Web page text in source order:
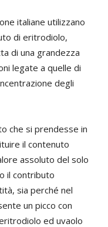
italiane utilizzano
di eritrodiolo,
di una grandezza
legate a quelle di
degli
che si prendesse in
il contenuto
assoluto del solo
il contributo
sia perché nel
un picco con
ed uvaolo